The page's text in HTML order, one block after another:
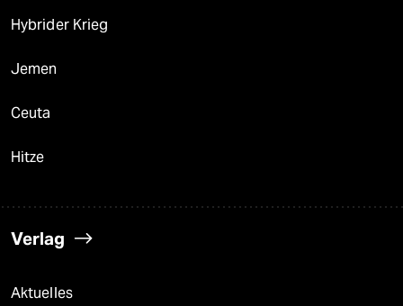
Hybrider Krieg
Jemen
Ceuta
Hitze
Verlag
Aktuelles